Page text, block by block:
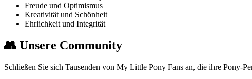
Freude und Optimismus
Kreativität und Schönheit
Ehrlichkeit und Integrität
👥 Unsere Community
Schließen Sie sich Tausenden von My Little Pony Fans an, die ihre Pony-